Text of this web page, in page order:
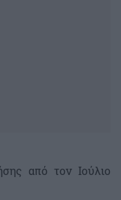
από τον Ιούλιο